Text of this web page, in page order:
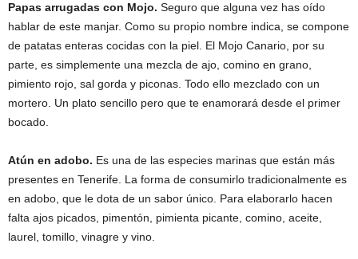
Papas arrugadas con Mojo. Seguro que alguna vez has oído
hablar de este manjar. Como su propio nombre indica, se compone
de patatas enteras cocidas con la piel. El Mojo Canario, por su
parte, es simplemente una mezcla de ajo, comino en grano,
pimiento rojo, sal gorda y piconas. Todo ello mezclado con un
mortero. Un plato sencillo pero que te enamorará desde el primer
bocado.
Atún en adobo. Es una de las especies marinas que están más
presentes en Tenerife. La forma de consumirlo tradicionalmente es
en adobo, que le dota de un sabor único. Para elaborarlo hacen
falta ajos picados, pimentón, pimienta picante, comino, aceite,
laurel, tomillo, vinagre y vino.